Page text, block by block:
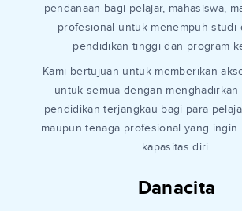
Danacita
pendanaan bagi pelajar, mahasiswa,
profesional untuk menempuh studi
pendidikan tinggi dan program
Kami bertujuan untuk memberikan
untuk semua dengan menghadirkan
pendidikan terjangkau bagi para
maupun tenaga profesional yang ingin
kapasitas diri.